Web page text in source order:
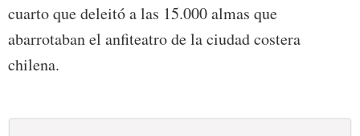
cuarto que deleitó a las 15.000 almas que
abarrotaban el anfiteatro de la ciudad costera
chilena.